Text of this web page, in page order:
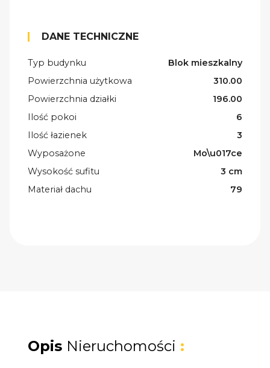
DANE TECHNICZNE
Typ budynku
Blok mieszkalny
Powierzchnia użytkowa
310.00
Powierzchnia działki
196.00
Ilość pokoi
6
Ilość łazienek
3
Wyposażone
Mo\u017ce
Wysokość sufitu
3 cm
Materiał dachu
79
Opis Nieruchomości :